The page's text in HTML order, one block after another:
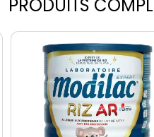
PRODUITS